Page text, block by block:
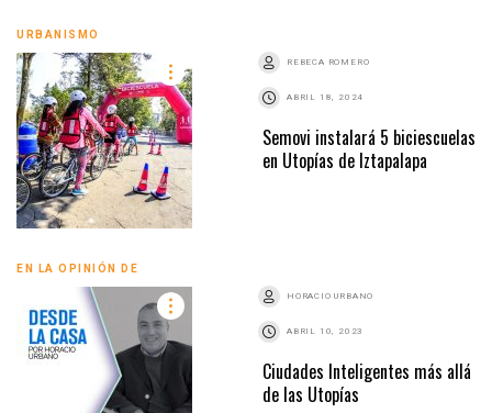
URBANISMO
REBECA ROMERO
ABRIL 18, 2024
Semovi instalará 5 biciescuelas
en Utopías de Iztapalapa
EN LA OPINIÓN DE
HORACIO URBANO
ABRIL 10, 2023
Ciudades Inteligentes más allá
de las Utopías